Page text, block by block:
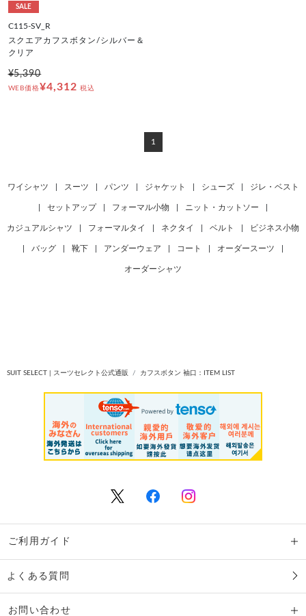
SALE
C115-SV_R
スクエアカフスボタン/シルバー＆
クリア
¥5,390
WEB価格¥4,312 税込
1
ワイシャツ スーツ パンツ ジャケット シューズ ジレ・ベスト
セットアップ フォーマル小物 ニット・カットソー
カジュアルシャツ フォーマルタイ ネクタイ ベルト ビジネス小物
バッグ 靴下 アンダーウェア コート オーダースーツ
オーダーシャツ
SUIT SELECT | スーツセレクト公式通販 カフスボタン 袖口：ITEM LIST
ご利用ガイド
よくある質問
お問い合わせ